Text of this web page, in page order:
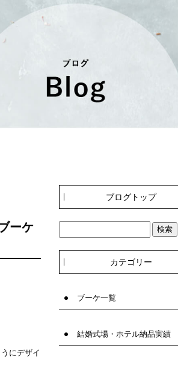
ーケ
にデザイ
ブログトップ
カテゴリー
ブーケ一覧
結婚式場・ホテル納品実績